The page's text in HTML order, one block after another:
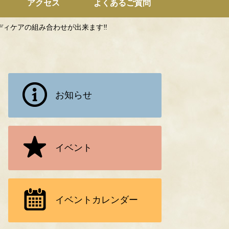
アクセス よくあるご質問
ケアの組み合わせが出来ます‼
お知らせ
イベント
イベント カレンダー